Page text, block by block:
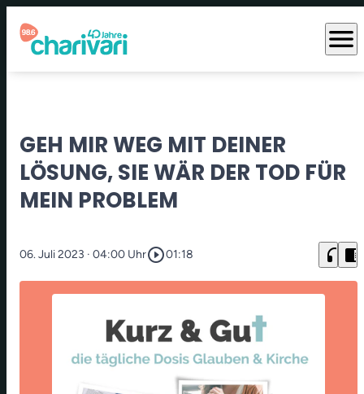
menu
GEH MIR WEG MIT DEINER
LÖSUNG, SIE WÄR DER TOD FÜR
MEIN PROBLEM
06. Juli 2023 · 04:00 Uhrplay_circle_outline01:18 headphones chrome_reader_mode